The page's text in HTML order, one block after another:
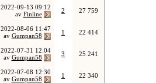
2022-09-13 09:12
av Finline 2 27 759
2022-08-06 11:47
av Gumpan58 1 22 414
2022-07-31 12:04
av Gumpan58 3 25 241
2022-07-08 12:30
av Gumpan58 1 22 340